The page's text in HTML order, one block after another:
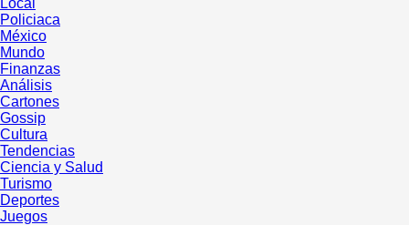
Policiaca
México
Mundo
Finanzas
Análisis
Cartones
Gossip
Cultura
Tendencias
Ciencia y Salud
Turismo
Deportes
Juegos